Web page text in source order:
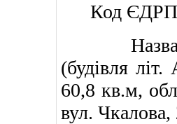
Код
Назва
(будівля
60,8 кв.м,
вул. Чкалова,